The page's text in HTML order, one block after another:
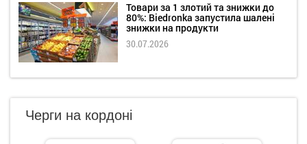
Товари за 1 злотий та знижки до
80%: Biedronka запустила шалені
знижки на продукти
30.07.2026
Черги на кордоні